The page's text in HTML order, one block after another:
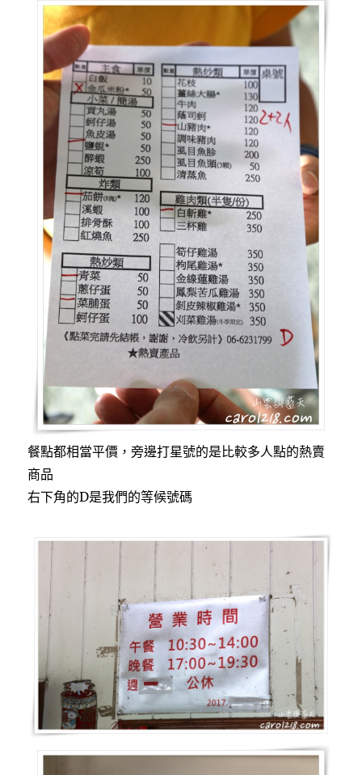
餐點都相當平價，旁邊打星號的是比較多人點的熱賣
商品
右下角的D是我們的等候號碼